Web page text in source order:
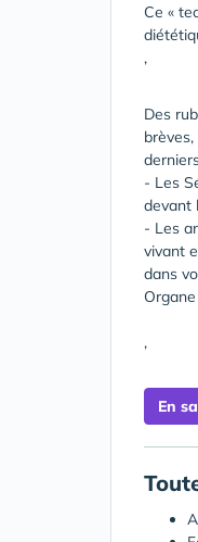
Ce «
,
Des
- Les
devant
- Les
vivant
dans
,
En